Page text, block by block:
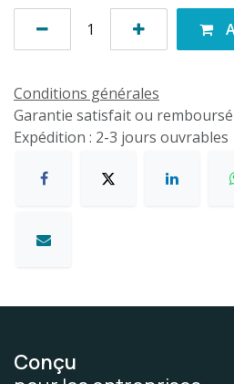
Conditions générales
Garantie satisfait ou
Expédition : 2-3 jours ouvrables
Conçu